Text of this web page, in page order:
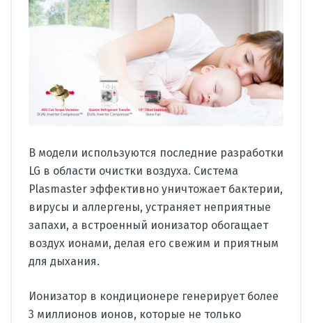
В модели используются последние разработки
LG в области очистки воздуха. Система
Plasmaster эффективно уничтожает бактерии,
вирусы и аллергены, устраняет неприятные
запахи, а встроенный ионизатор обогащает
воздух ионами, делая его свежим и приятным
для дыхания.
Ионизатор в кондиционере генерирует более
3 миллионов ионов, которые не только